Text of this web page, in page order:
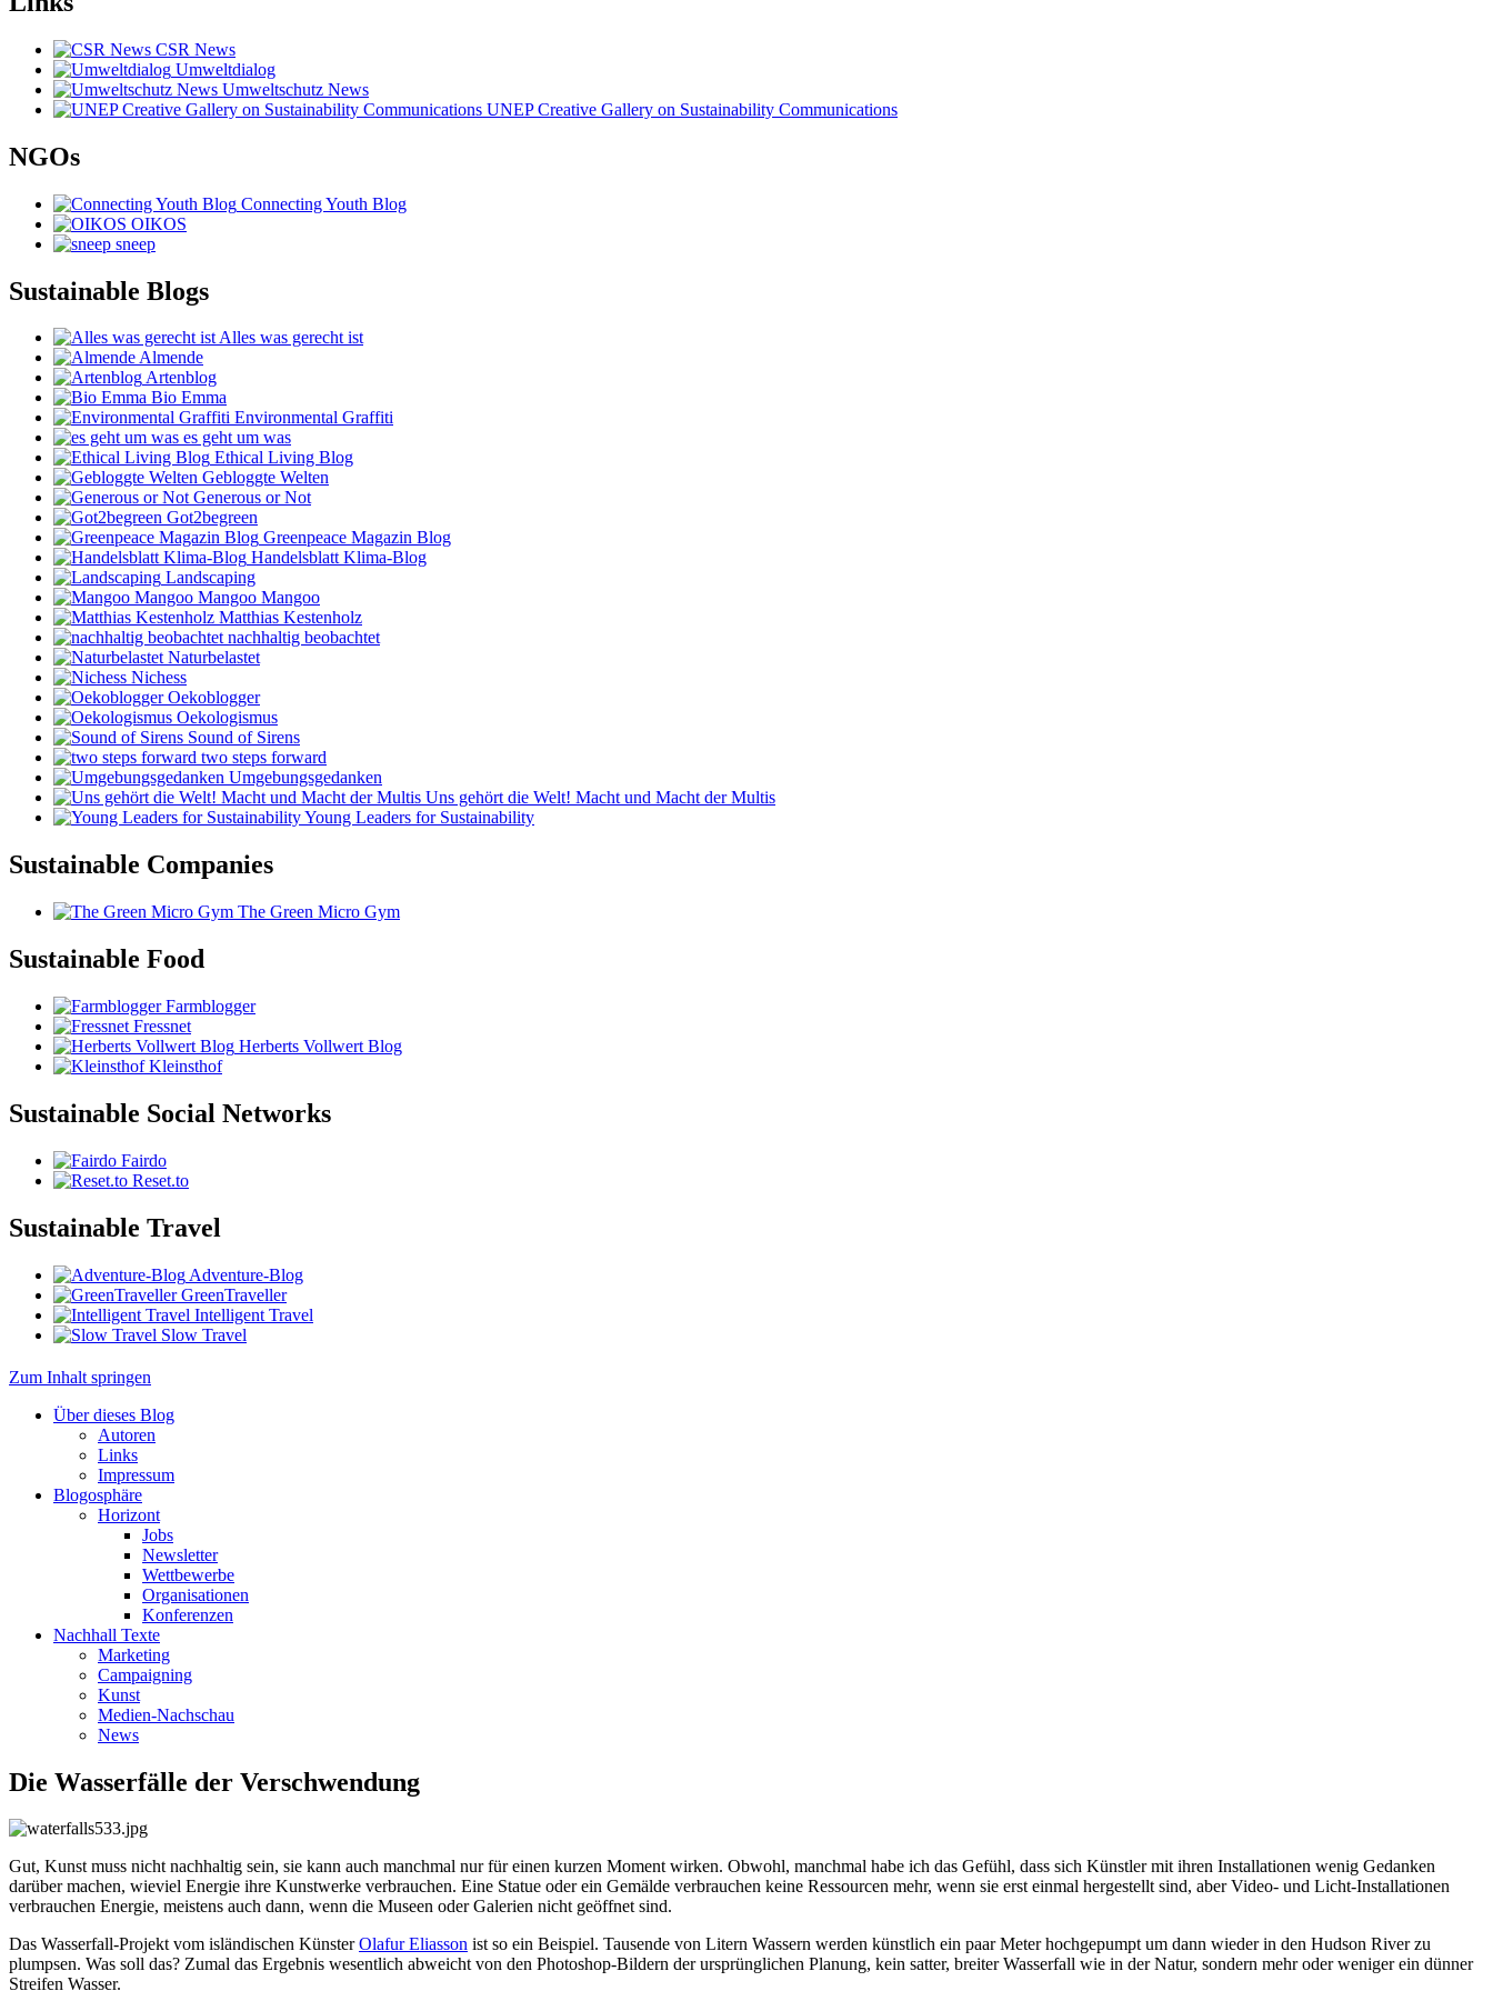
CSR News
Umweltdialog
Umweltschutz News
UNEP Creative Gallery on Sustainability Communications
NGOs
Connecting Youth Blog
OIKOS
sneep
Sustainable Blogs
Alles was gerecht ist
Almende
Artenblog
Bio Emma
Environmental Graffiti
es geht um was
Ethical Living Blog
Gebloggte Welten
Generous or Not
Got2begreen
Greenpeace Magazin Blog
Handelsblatt Klima-Blog
Landscaping
Mangoo Mangoo
Matthias Kestenholz
nachhaltig beobachtet
Naturbelastet
Nichess
Oekoblogger
Oekologismus
Sound of Sirens
two steps forward
Umgebungsgedanken
Uns gehört die Welt! Macht und Macht der Multis
Young Leaders for Sustainability
Sustainable Companies
The Green Micro Gym
Sustainable Food
Farmblogger
Fressnet
Herberts Vollwert Blog
Kleinsthof
Sustainable Social Networks
Fairdo
Reset.to
Sustainable Travel
Adventure-Blog
GreenTraveller
Intelligent Travel
Slow Travel
Zum Inhalt springen
Über dieses Blog
Autoren
Links
Impressum
Blogosphäre
Horizont
Jobs
Newsletter
Wettbewerbe
Organisationen
Konferenzen
Nachhall Texte
Marketing
Campaigning
Kunst
Medien-Nachschau
News
Die Wasserfälle der Verschwendung
Gut, Kunst muss nicht nachhaltig sein, sie kann auch manchmal nur für einen kurzen Moment wirken. Obwohl, manchmal habe ich das Gefühl, dass sich Künstler mit ihren Installationen wenig Gedanken
darüber machen, wieviel Energie ihre Kunstwerke verbrauchen. Eine Statue oder ein Gemälde verbrauchen keine Ressourcen mehr, wenn sie erst einmal hergestellt sind, aber Video- und Licht-Installationen
verbrauchen Energie, meistens auch dann, wenn die Museen oder Galerien nicht geöffnet sind.
Das Wasserfall-Projekt vom isländischen KünsterOlafur Eliasson ist so ein Beispiel. Tausende von Litern Wassern werden künstlich ein paar Meter hochgepumpt um dann wieder in den Hudson River zu
plumpsen. Was soll das? Zumal das Ergebnis wesentlich abweicht von den Photoshop-Bildern der ursprünglichen Planung, kein satter, breiter Wasserfall wie in der Natur, sondern mehr oder weniger ein dünner
Streifen Wasser.